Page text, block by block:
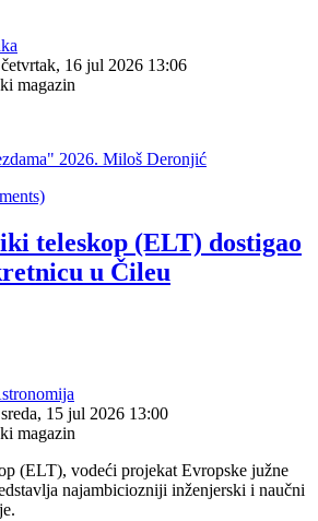
16 jul 2026 13:06
magazin
2026. Miloš Deronjić
teleskop (ELT) dostigao
u Čileu
15 jul 2026 13:00
magazin
(ELT), vodeći projekat Evropske južne
najambiciozniji inženjerski i naučni